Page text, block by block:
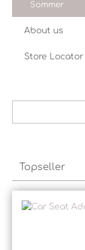
Sommer
About us
Store Locator